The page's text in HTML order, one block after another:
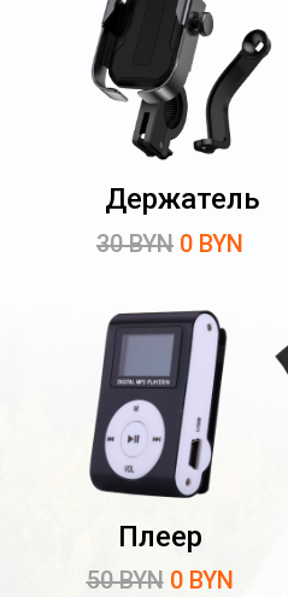
50 BYN 0 BYN
Плеер
30 BYN 0 BYN
Держатель